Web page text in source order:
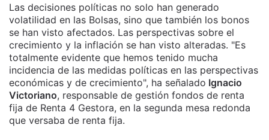
Las decisiones políticas no solo han generado
volatilidad en las Bolsas, sino que también los bonos
se han visto afectados. Las perspectivas sobre el
crecimiento y la inflación se han visto alteradas. "Es
totalmente evidente que hemos tenido mucha
incidencia de las medidas políticas en las perspectivas
económicas y de crecimiento", ha señalado Ignacio
Victoriano, responsable de gestión fondos de renta
fija de Renta 4 Gestora, en la segunda mesa redonda
que versaba de renta fija.